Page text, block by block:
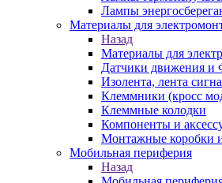
Лампы
Материалы для
Назад
Материалы для
Датчики движения и
Изолента, лента
Клеммники (кросс
Клеммные колодки
Компоненты и
Монтажные коробки
Мобильная периферия
Назад